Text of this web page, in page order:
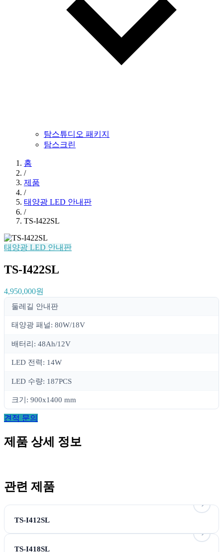
탐스튜디오 패키지
탐스크린
홈
/
제품
/
태양광 LED 안내판
/
TS-I422SL
태양광 LED 안내판
TS-I422SL
4,950,000원
둘레길 안내판
태양광 패널: 80W/18V
배터리: 48Ah/12V
LED 전력: 14W
LED 수량: 187PCS
크기: 900x1400 mm
견적 문의
제품 상세 정보
관련 제품
TS-I412SL
TS-I418SL